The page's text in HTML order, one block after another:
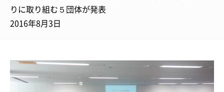
りに取り組む５団体が発表
2016年8月3日